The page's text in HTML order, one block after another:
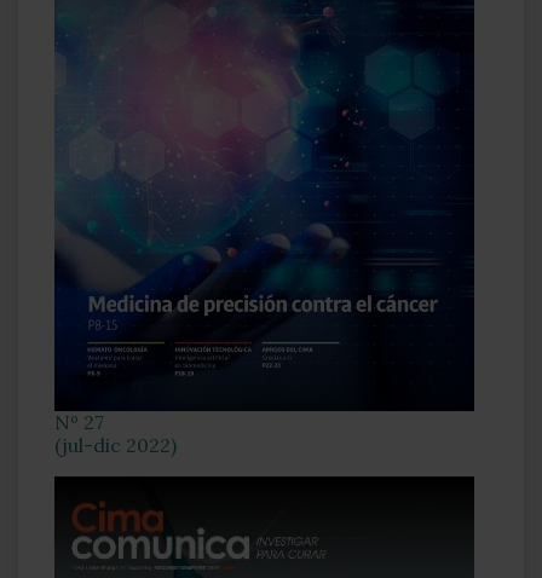
Nº 27
(jul-dic 2022)